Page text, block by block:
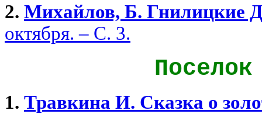
2. Михайлов, Б. Гнилицкие
октября. – С. 3.
1. Травкина И. Сказка о